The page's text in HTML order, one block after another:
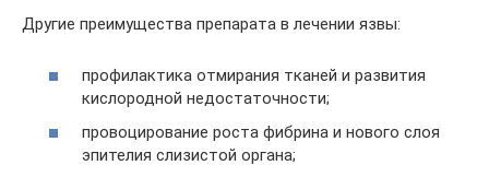
Другие преимущества препарата в лечении язвы:
профилактика отмирания тканей и развития
кислородной недостаточности;
провоцирование роста фибрина и нового слоя
эпителия слизистой органа;